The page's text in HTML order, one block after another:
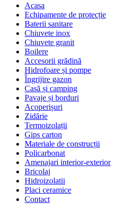
Acasa
Echipamente de protecție
Baterii sanitare
Chiuvete inox
Chiuvete granit
Boilere
Accesorii grădină
Hidrofoare și pompe
Îngrijire gazon
Casă și camping
Pavaje și borduri
Acoperișuri
Zidărie
Termoizolații
Gips carton
Materiale de construcții
Policarbonat
Amenajari interior-exterior
Bricolaj
Hidroizolatii
Placi ceramice
Contact